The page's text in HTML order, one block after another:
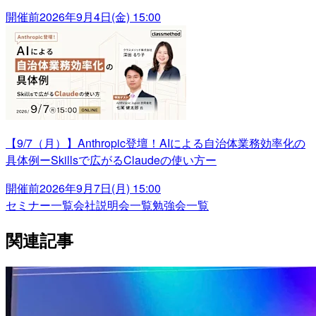
開催前2026年9月4日(金) 15:00
【9/7（月）】Anthropic登壇！AIによる自治体業務効率化の
具体例ーSkillsで広がるClaudeの使い方ー
開催前2026年9月7日(月) 15:00
セミナー一覧会社説明会一覧勉強会一覧
関連記事